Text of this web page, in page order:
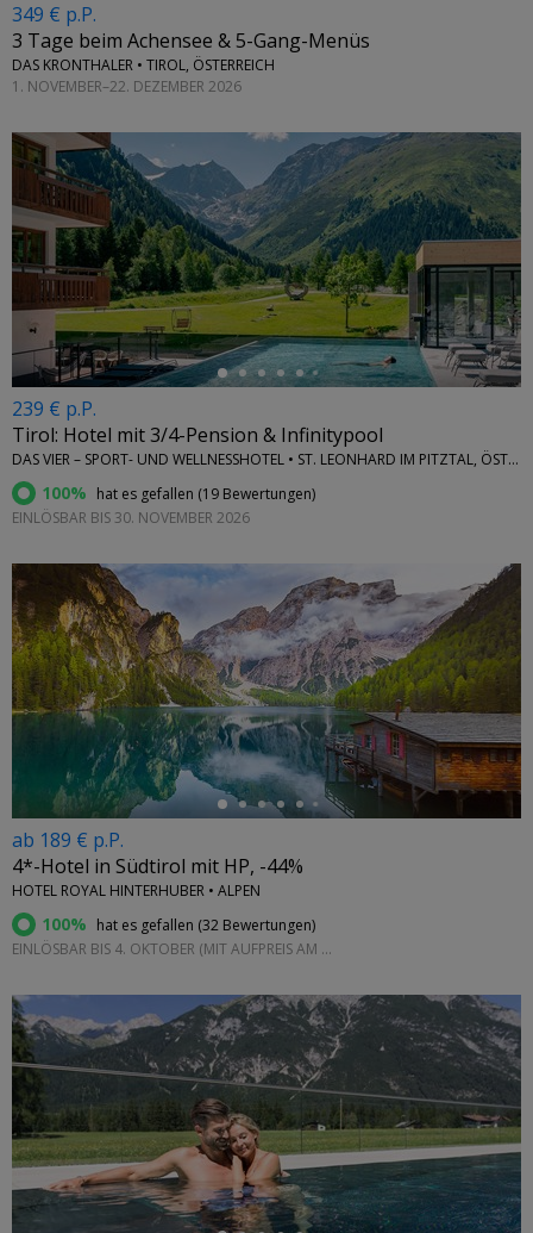
349 € p.P.
3 Tage beim Achensee & 5-Gang-Menüs
DAS KRONTHALER • TIROL, ÖSTERREICH
1. NOVEMBER–22. DEZEMBER 2026
←
239 € p.P.
Tirol: Hotel mit 3/4-Pension & Infinitypool
DAS VIER – SPORT- UND WELLNESSHOTEL • ST. LEONHARD IM PITZTAL, ÖSTERREICH
100% hat es gefallen (19 Bewertungen)
EINLÖSBAR BIS 30. NOVEMBER 2026
←
ab 189 € p.P.
4*-Hotel in Südtirol mit HP, -44%
HOTEL ROYAL HINTERHUBER • ALPEN
100% hat es gefallen (32 Bewertungen)
EINLÖSBAR BIS 4. OKTOBER (MIT AUFPREIS AM WOCHENENDE)
←